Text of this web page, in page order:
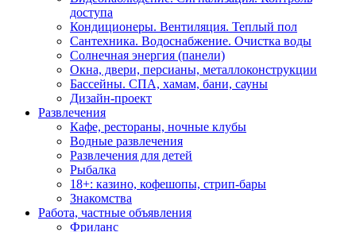
доступа
Кондиционеры. Вентиляция. Теплый пол
Сантехника. Водоснабжение. Очистка воды
Солнечная энергия (панели)
Окна, двери, персианы, металлоконструкции
Бассейны. СПА, хамам, бани, сауны
Дизайн-проект
Развлечения
Кафе, рестораны, ночные клубы
Водные развлечения
Развлечения для детей
Рыбалка
18+: казино, кофешопы, стрип-бары
Знакомства
Работа, частные объявления
Фриланс